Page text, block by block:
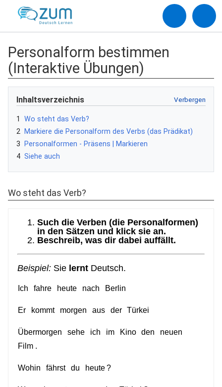
Personalform bestimmen
(Interaktive Übungen)
Inhaltsverzeichnis
1
Wo steht das Verb?
2
Markiere die Personalform des Verbs (das Prädikat)
3
Personalformen - Präsens | Markieren
4 Siehe auch
Wo steht das Verb?